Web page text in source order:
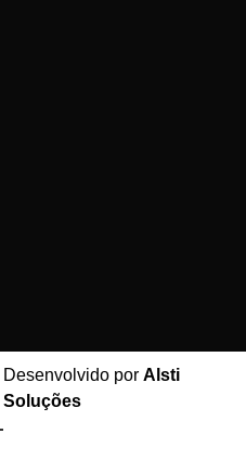
Desenvolvido por Alsti
Soluções